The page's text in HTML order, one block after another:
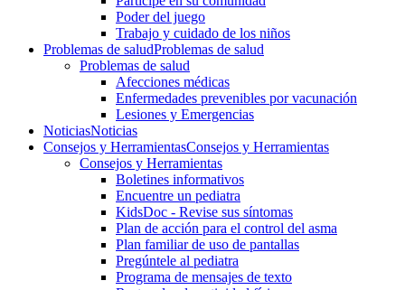
Poder del juego
Trabajo y cuidado de los niños
Problemas de saludProblemas de salud
Problemas de salud
Afecciones médicas
Enfermedades prevenibles por vacunación
Lesiones y Emergencias
NoticiasNoticias
Consejos y HerramientasConsejos y Herramientas
Consejos y Herramientas
Boletines informativos
Encuentre un pediatra
KidsDoc - Revise sus síntomas
Plan de acción para el control del asma
Plan familiar de uso de pantallas
Pregúntele al pediatra
Programa de mensajes de texto